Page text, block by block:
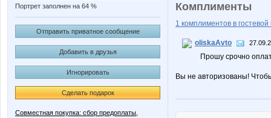
Портрет заполнен на 64 %
Отправить приватное сообщение
Добавить в друзья
Игнорировать
Сделать подарок
Совместная покупка: сбор предоплаты,
Комплименты
1 комплиментов в гостевой
oliskaAvto
Прошу срочно
Вы не авторизованы!